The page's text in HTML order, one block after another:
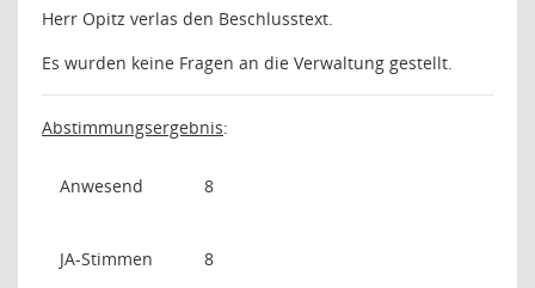
Herr Opitz verlas den Beschlusstext.
Es wurden keine Fragen an die Verwaltung gestellt.
Abstimmungsergebnis:
Anwesend 8
JA-Stimmen 8